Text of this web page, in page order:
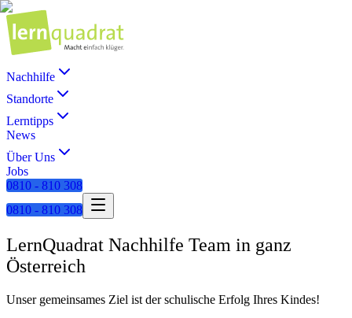
Nachhilfe
Standorte
Lerntipps
News
Über Uns
Jobs
0810 - 810 308
0810 - 810 308
LernQuadrat Nachhilfe Team in ganz
Österreich
Unser gemeinsames Ziel ist der schulische Erfolg Ihres Kindes!